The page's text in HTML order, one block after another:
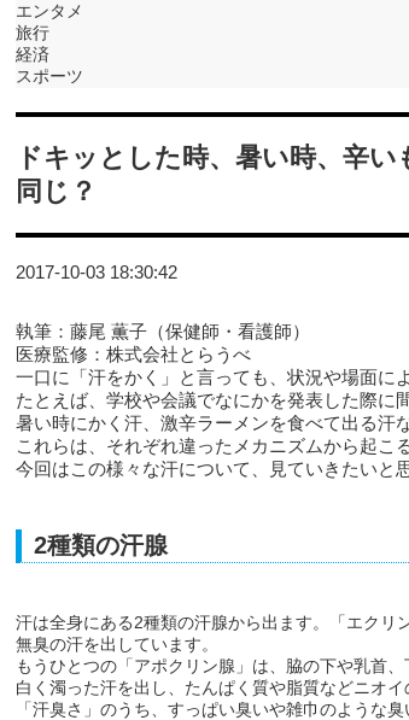
エンタメ
旅行
経済
スポーツ
ドキッとした時、暑い時、辛
同じ？
2017-10-03 18:30:42
執筆：藤尾 薫子（保健師・看護師）
医療監修：株式会社とらうべ
一口に「汗をかく」と言っても、状況や場面に
たとえば、学校や会議でなにかを発表した際に
暑い時にかく汗、激辛ラーメンを食べて出る汗な
これらは、それぞれ違ったメカニズムから起こ
今回はこの様々な汗について、見ていきたいと
2種類の汗腺
汗は全身にある2種類の汗腺から出ます。「エクリ
無臭の汗を出しています。
もうひとつの「アポクリン腺」は、脇の下や乳首
白く濁った汗を出し、たんぱく質や脂質などニオイ
「汗臭さ」のうち、すっぱい臭いや雑巾のような